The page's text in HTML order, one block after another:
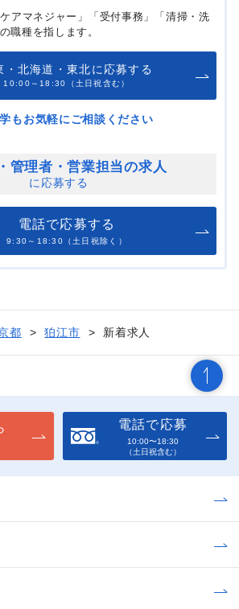
アマネジャー」「受付事務」「清掃・洗
職種を指します。
・北海道・東北に応募する
10:00～18:30（土日祝含む）
もお気軽にご相談ください
管理者・営業担当の求人
に応募する
電話で応募する
9:30～18:30（土日祝除く）
都 狛江市 新着求人
電話で応募
10:00〜18:30
（土日祝含む）